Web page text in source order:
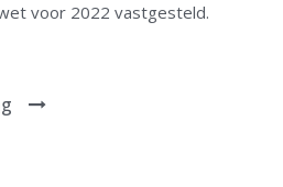
voor 2022 vastgesteld.